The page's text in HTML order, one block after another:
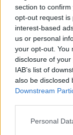
section to
opt-out request is
interest-based
us or personal
your opt-out. You
disclosure of
IAB’s list of
also be disclosed
Downstream
Personal
Nem olcsó
Mennyibe kerülnek
Ennyiért
A legfontosabb
Ilyen
Nem vettek fel? Így